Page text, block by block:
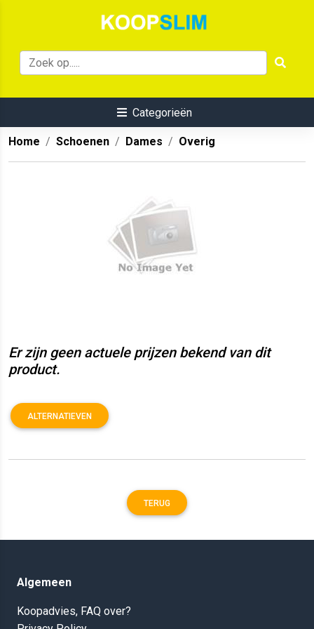
Categorieën
Home Schoenen Dames Overig
Er zijn geen actuele prijzen bekend van dit
product.
ALTERNATIEVEN
TERUG
Algemeen
Koopadvies, FAQ over?